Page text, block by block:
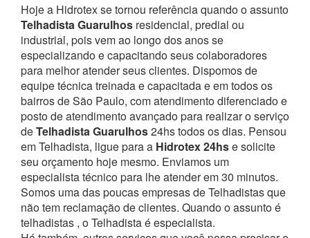
Hoje a Hidrotex se tornou referência quando o assunto
Telhadista Guarulhos residencial, predial ou
industrial, pois vem ao longo dos anos se
especializando e capacitando seus colaboradores
para melhor atender seus clientes. Dispomos de
equipe técnica treinada e capacitada e em todos os
bairros de São Paulo, com atendimento diferenciado e
posto de atendimento avançado para realizar o serviço
deTelhadista Guarulhos24hs todos os dias. Pensou
em Telhadista, ligue para a Hidrotex 24hse solicite
seu orçamento hoje mesmo. Enviamos um
especialista técnico para lhe atender em 30 minutos.
Somos uma das poucas empresas de Telhadistas que
não tem reclamação de clientes. Quando o assunto é
telhadistas , o Telhadista é especialista.